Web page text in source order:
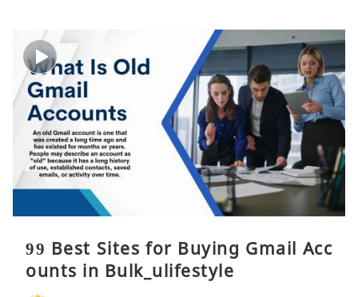
99 Best Sites for Buying Gmail Acc
ounts in Bulk_ulifestyle